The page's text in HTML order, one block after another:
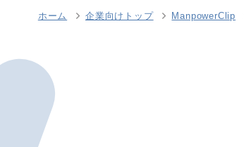
ホーム 企業向けトップ ManpowerClip